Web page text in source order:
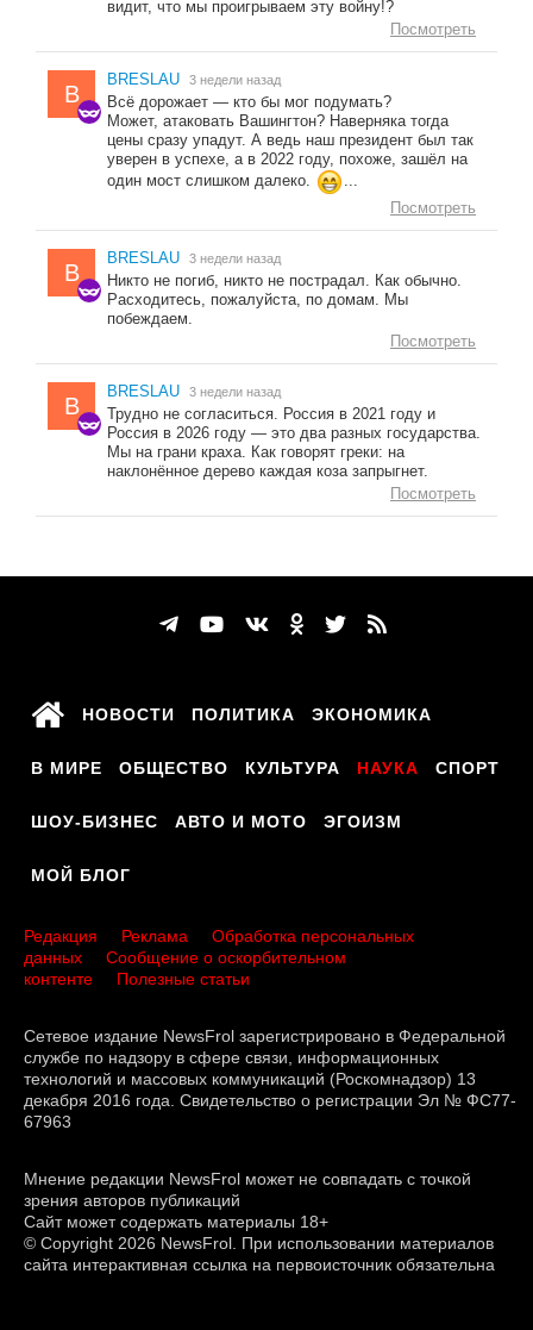
видит, что мы проигрываем эту войну!?
Посмотреть
B
BRESLAU 3 недели назад
Всё дорожает — кто бы мог подумать?
Может, атаковать Вашингтон? Наверняка тогда
цены сразу упадут. А ведь наш президент был так
уверен в успехе, а в 2022 году, похоже, зашёл на
один мост слишком далеко.
...
Посмотреть
B
BRESLAU 3 недели назад
Никто не погиб, никто не пострадал. Как обычно.
Расходитесь, пожалуйста, по домам. Мы
побеждаем.
Посмотреть
B
BRESLAU 3 недели назад
Трудно не согласиться. Россия в 2021 году и
Россия в 2026 году — это два разных государства.
Мы на грани краха. Как говорят греки: на
наклонённое дерево каждая коза запрыгнет.
Посмотреть
НОВОСТИ ПОЛИТИКА ЭКОНОМИКА
В МИРЕ ОБЩЕСТВО КУЛЬТУРА НАУКА СПОРТ
ШОУ-БИЗНЕС АВТО И МОТО ЭГОИЗМ
МОЙ БЛОГ
Редакция Реклама
Обработка персональных
данных
Сообщение о оскорбительном
контенте
Полезные статьи
Сетевое издание NewsFrol зарегистрировано в Федеральной
службе по надзору в сфере связи, информационных
технологий и массовых коммуникаций (Роскомнадзор) 13
декабря 2016 года. Свидетельство о регистрации Эл № ФС77-
67963
Мнение редакции NewsFrol может не совпадать с точкой
зрения авторов публикаций
Сайт может содержать материалы 18+
© Copyright 2026 NewsFrol. При использовании материалов
сайта интерактивная ссылка на первоисточник обязательна